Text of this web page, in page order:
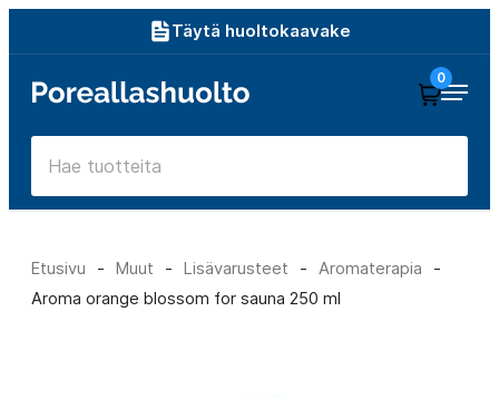
sisältöön
Täytä huoltokaavake
Poreallashuolto
0
Etusivu - Muut - Lisävarusteet - Aromaterapia
-
Aroma orange blossom for sauna 250 ml